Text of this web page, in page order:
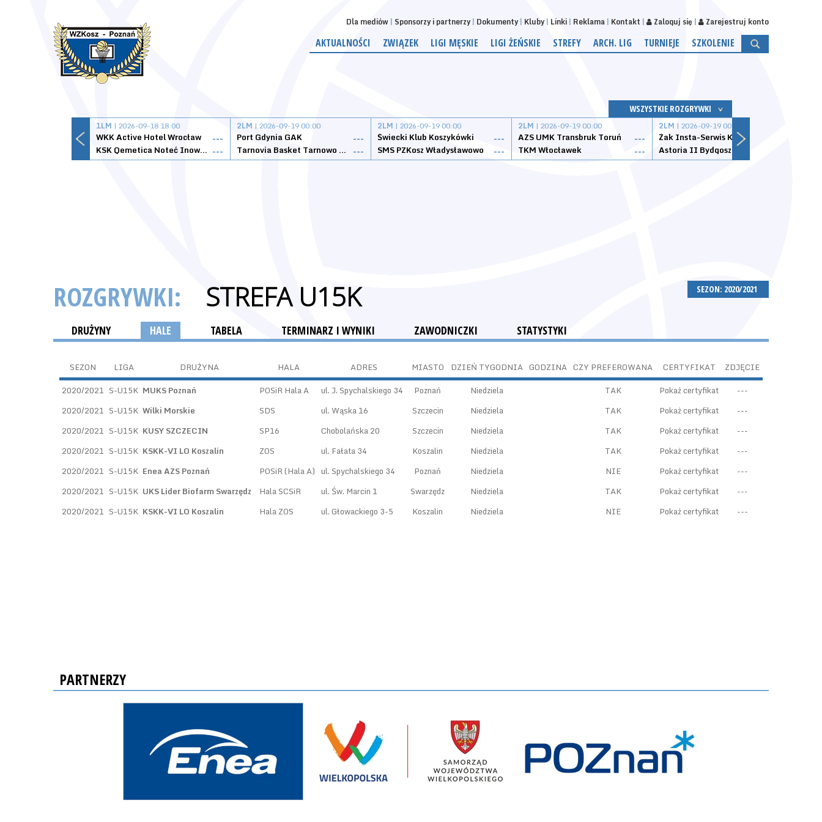
Dla mediów Sponsorzy i partnerzy Dokumenty Kluby Linki Reklama Kontakt Zaloguj się Zarejestruj konto
AKTUALNOŚCI ZWIĄZEK LIGI MĘSKIE LIGI ŻEŃSKIE STREFY ARCH. LIG TURNIEJE SZKOLENIE
WSZYSTKIE ROZGRYWKI
1LM | 2026-09-18 18:00
WKK Active Hotel Wrocław
---
KSK Qemetica Noteć Inowrocław ---
2LM | 2026-09-19 00:00
Port Gdynia GAK
---
Tarnovia Basket Tarnowo Podgórne ---
2LM | 2026-09-19 00:00
Świecki Klub Koszykówki
---
SMS PZKosz Władysławowo
---
2LM | 2026-09-19 00:00
AZS UMK Transbruk Toruń
---
TKM Włocławek
---
2LM | 2026-09-19 00:00
Żak Insta-Serwis Koszalin
Astoria II Bydgoszcz
SEZON: 2020/2021
ROZGRYWKI: STREFA U15K
DRUŻYNY HALE TABELA TERMINARZ I WYNIKI ZAWODNICZKI STATYSTYKI
SEZON LIGA DRUŻYNA HALA ADRES MIASTO DZIEŃ TYGODNIA GODZINA CZY PREFEROWANA CERTYFIKAT
ZDJĘCIE
2020/2021 S-U15K MUKS Poznań POSiR Hala A ul. J. Spychalskiego 34 Poznań Niedziela TAK Pokaż certyfikat
---
2020/2021 S-U15K Wilki Morskie SDS ul. Wąska 16 Szczecin Niedziela TAK Pokaż certyfikat
---
2020/2021 S-U15K KUSY SZCZECIN SP16 Chobolańska 20 Szczecin Niedziela TAK Pokaż certyfikat
---
2020/2021 S-U15K KSKK-VI LO Koszalin ZOS ul. Fałata 34 Koszalin Niedziela TAK Pokaż certyfikat
---
2020/2021 S-U15K Enea AZS Poznań POSiR (Hala A) ul. Spychalskiego 34 Poznań Niedziela NIE Pokaż certyfikat
---
2020/2021 S-U15K UKS Lider Biofarm Swarzędz Hala SCSiR ul. Św. Marcin 1 Swarzędz Niedziela TAK Pokaż certyfikat
---
2020/2021 S-U15K KSKK-VI LO Koszalin Hala ZOS ul. Głowackiego 3-5 Koszalin Niedziela NIE Pokaż certyfikat ---
PARTNERZY